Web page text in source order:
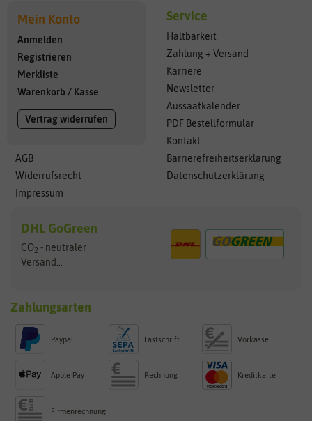
Mein Konto
Anmelden
Registrieren
Merkliste
Warenkorb / Kasse
Vertrag widerrufen
AGB
Widerrufsrecht
Impressum
Service
Haltbarkeit
Zahlung + Versand
Karriere
Newsletter
Aussaatkalender
PDF Bestellformular
Kontakt
Barrierefreiheitserklärung
Datenschutzerklärung
DHL GoGreen
CO2 - neutraler
Versand...
Zahlungsarten
Paypal Lastschrift Vorkasse
Apple Pay Rechnung Kreditkarte
Firmenrechnung